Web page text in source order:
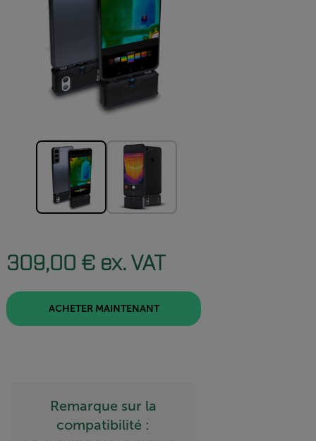
309,00 € ex. VAT
ACHETER MAINTENANT
Remarque sur la
compatibilité :